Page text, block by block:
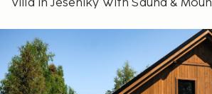
Villa in Jeseniky With Sauna &